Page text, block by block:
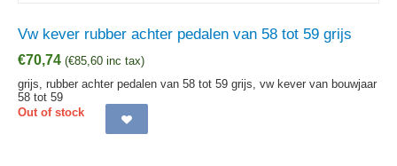
Vw kever rubber achter pedalen van 58 tot 59 grijs
€70,74 (€85,60 inc tax)
grijs, rubber achter pedalen van 58 tot 59 grijs, vw kever van bouwjaar
58 tot 59
Out of stock